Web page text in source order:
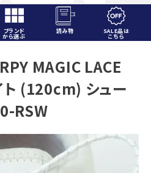
ブランド
から選ぶ
読み物 SALE品は
こちら
員登録
MAGIC LACE
(120cm) シュー
RSW